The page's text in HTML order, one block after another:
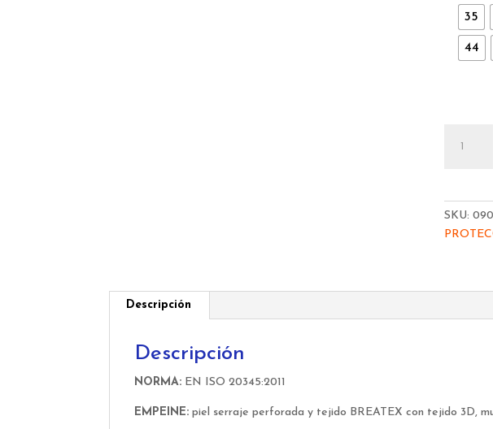
35
44
COFRA
cantidad
SKU:
Descripción
Descripción
NORMA: EN ISO 20345:2011
EMPEINE: piel serraje perforada y tejido BREATEX con tejido 3D,